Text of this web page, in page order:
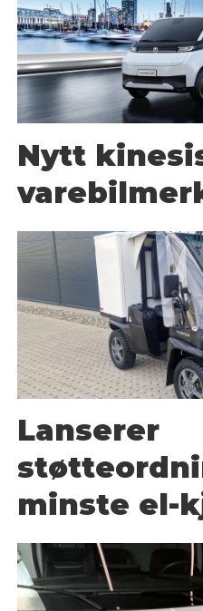
Nytt
Lanserer
minste el-